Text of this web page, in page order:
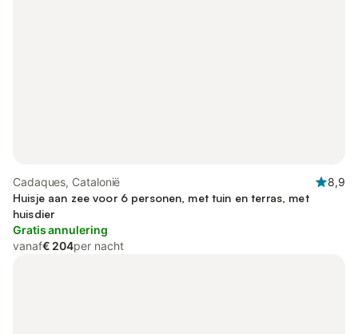
Cadaques, Catalonië
8,9
Huisje aan zee voor 6 personen, met tuin en terras, met
huisdier
Gratis annulering
vanaf€ 204per nacht